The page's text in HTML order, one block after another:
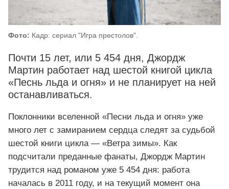
Фото: Кадр: сериал "Игра престолов".
Почти 15 лет, или 5 454 дня, Джордж
Мартин работает над шестой книгой цикла
«Песнь льда и огня» и не планирует на ней
останавливаться.
Поклонники вселенной «Песни льда и огня» уже
много лет с замиранием сердца следят за судьбой
шестой книги цикла — «Ветра зимы». Как
подсчитали преданные фанаты, Джордж Мартин
трудится над романом уже 5 454 дня: работа
началась в 2011 году, и на текущий момент она